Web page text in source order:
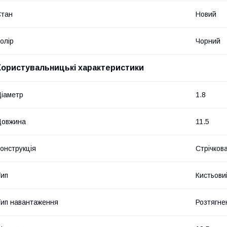
Новий
Чорний
характеристики
1.8
11.5
навантаження